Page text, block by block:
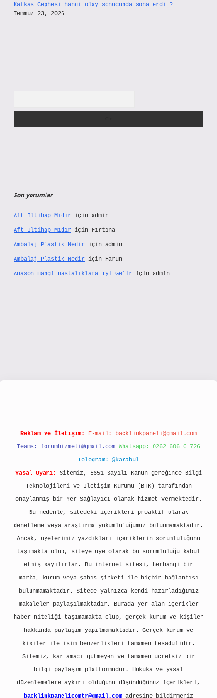
Kafkas Cephesi hangi olay sonucunda sona erdi ?
Temmuz 23, 2026
Son yorumlar
Aft Iltihap Mıdır için admin
Aft Iltihap Mıdır için Fırtına
Ambalaj Plastik Nedir için admin
Ambalaj Plastik Nedir için Harun
Anason Hangi Hastalıklara Iyi Gelir için admin
Reklam ve İletişim: E-mail: backlinkpaneli@gmail.com
Teams: forumhizmeti@gmail.com Whatsapp: 0262 606 0 726
Telegram: @karabul
Yasal Uyarı:
Sitemiz, 5651 Sayılı Kanun gereğince Bilgi
Teknolojileri ve İletişim Kurumu (BTK) tarafından
onaylanmış bir Yer Sağlayıcı olarak hizmet vermektedir.
Bu nedenle, sitedeki içerikleri proaktif olarak
denetleme veya araştırma yükümlülüğümüz bulunmamaktadır.
Ancak, üyelerimiz yazdıkları içeriklerin sorumluluğunu
taşımakta olup, siteye üye olarak bu sorumluluğu kabul
etmiş sayılırlar. Bu internet sitesi, herhangi bir
marka, kurum veya şahıs şirketi ile hiçbir bağlantısı
bulunmamaktadır. Sitede yalnızca kendi hazırladığımız
makaleler paylaşılmaktadır. Burada yer alan içerikler
haber niteliği taşımamakta olup, gerçek kurum ve kişiler
hakkında paylaşım yapılmamaktadır. Gerçek kurum ve
kişiler ile isim benzerlikleri tamamen tesadüfidir.
Sitemiz, kar amacı gütmeyen ve tamamen ücretsiz bir
bilgi paylaşım platformudur. Hukuka ve yasal
düzenlemelere aykırı olduğunu düşündüğünüz içerikleri,
backlinkpanelicomtr@gmail.com adresine bildirmeniz